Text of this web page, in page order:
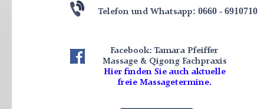
Telefon und Whatsapp: 0660 - 6910710
Facebook: Tamara Pfeiffer
Massage & Qigong Fachpraxis
Hier finden Sie auch aktuelle
freie Massagetermine.